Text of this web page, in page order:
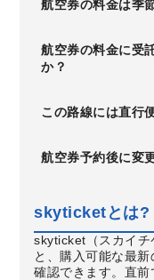
航空券の料金は季
航空券の料金に受
か？
この路線には直行
航空券予約後に変
skyticketとは?
skyticket（スカイチ
と、購入可能な最
確認できます。直